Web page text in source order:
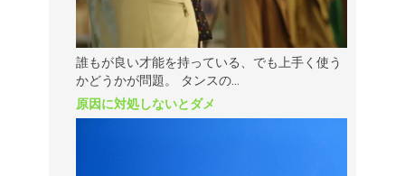
誰もが良い才能を持っている、でも上手く使う
かどうかが問題。 タンスの...
原因に対処しないとダメ